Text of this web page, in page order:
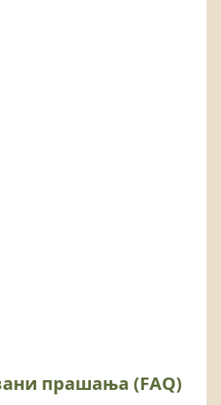
прашања (FAQ)